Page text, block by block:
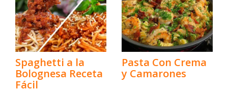
Spaghetti a la
Bolognesa Receta
Fácil
Pasta Con Crema
y Camarones